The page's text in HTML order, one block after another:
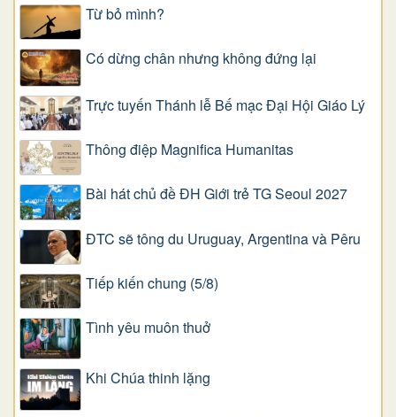
Từ bỏ mình?
Có dừng chân nhưng không đứng lại
Trực tuyến Thánh lễ Bế mạc Đại Hội Giáo Lý
Thông điệp Magnifica Humanitas
Bài hát chủ đề ĐH Giới trẻ TG Seoul 2027
ĐTC sẽ tông du Uruguay, Argentina và Pêru
Tiếp kiến chung (5/8)
Tình yêu muôn thuở
Khi Chúa thinh lặng